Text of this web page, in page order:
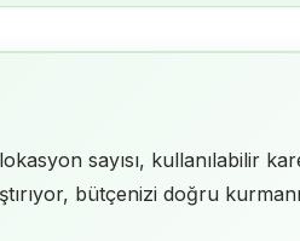
sayısı, kullanılabilir
bütçenizi doğru